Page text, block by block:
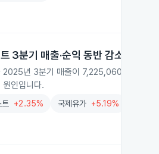
3분기 매출·순익 동반 감소
2025년 3분기 매출이 7,225,060달러로
원인입니다.
+2.35% 국제유가 +5.19%